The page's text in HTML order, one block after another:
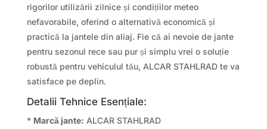
rigorilor utilizării zilnice și condițiilor meteo
nefavorabile, oferind o alternativă economică și
practică la jantele din aliaj. Fie că ai nevoie de jante
pentru sezonul rece sau pur și simplu vrei o soluție
robustă pentru vehiculul tău, ALCAR STAHLRAD te va
satisface pe deplin.
Detalii Tehnice Esențiale:
* Marcă jante: ALCAR STAHLRAD